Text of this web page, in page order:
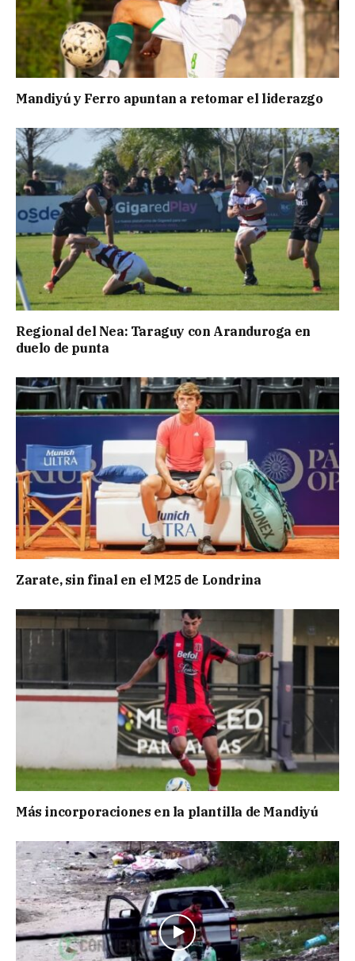
Mandiyú y Ferro apuntan a retomar el liderazgo
Regional del Nea: Taraguy con Aranduroga en
duelo de punta
Zarate, sin final en el M25 de Londrina
Más incorporaciones en la plantilla de Mandiyú